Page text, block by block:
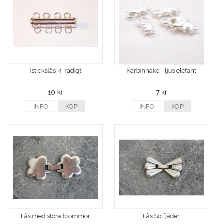
Istickslås-4-radigt
10 kr
INFO KÖP
Karbinhake - ljus elefant
7 kr
INFO KÖP
Lås med stora blommor Lås Solfjäder